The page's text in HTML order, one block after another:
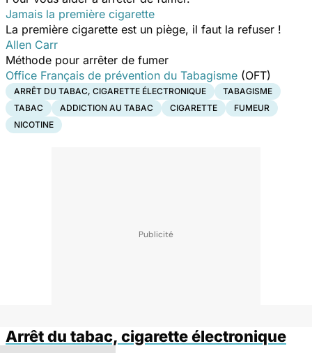
Jamais la première cigarette
La première cigarette est un piège, il faut la refuser !
Allen Carr
Méthode pour arrêter de fumer
Office Français de prévention du Tabagisme (OFT)
ARRÊT DU TABAC, CIGARETTE ÉLECTRONIQUE
TABAGISME
TABAC
ADDICTION AU TABAC CIGARETTE
FUMEUR
NICOTINE
Arrêt du tabac, cigarette électronique